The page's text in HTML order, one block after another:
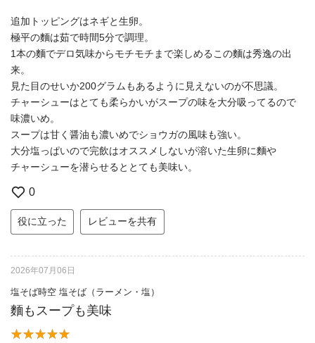
追加トッピングはネギと生卵。
極平の麵は茹で時間5分で調理。
1本の麵でデロ気味からモチモチまで楽しめるこの麵は秀逸の出
来。
見た目のせいか200グラムもあるように見えないのが不思議。
チャーシューはとても柔らかいがスープの味を大分吸ってるので
味濃いめ。
スープは甘く醤油も濃いめでショウガの風味も強い。
大分塩っぱいので完飲はオススメしないが溶いた生卵に麵や
チャーシューを潜らせるととても美味い。
0
役に立った レビューを共有
2026年07月06日
塩そば時空 塩そば（ラーメン・塩）
麵もスープも美味